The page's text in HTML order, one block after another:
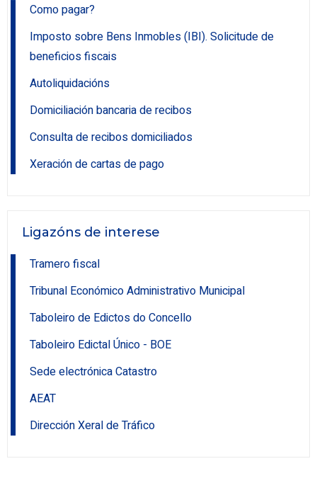
Como pagar?
Imposto sobre Bens Inmobles (IBI). Solicitude de
beneficios fiscais
Autoliquidacións
Domiciliación bancaria de recibos
Consulta de recibos domiciliados
Xeración de cartas de pago
Ligazóns de interese
Tramero fiscal
Tribunal Económico Administrativo Municipal
Taboleiro de Edictos do Concello
Taboleiro Edictal Único - BOE
Sede electrónica Catastro
AEAT
Dirección Xeral de Tráfico